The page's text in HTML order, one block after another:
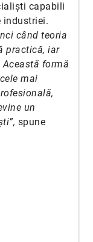
capabili
industriei.
când teoria
practică, iar
formă
mai
un
spune